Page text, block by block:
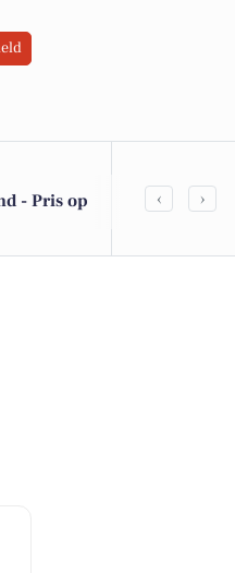
- Pris op
Få
‹ ›